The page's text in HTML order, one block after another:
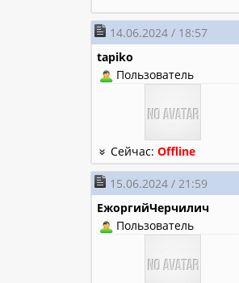
14.06.2024 / 18:57
tapiko
Пользователь
Сейчас:Offline
15.06.2024 / 21:59
ЕжоргийЧерчилич
Пользователь